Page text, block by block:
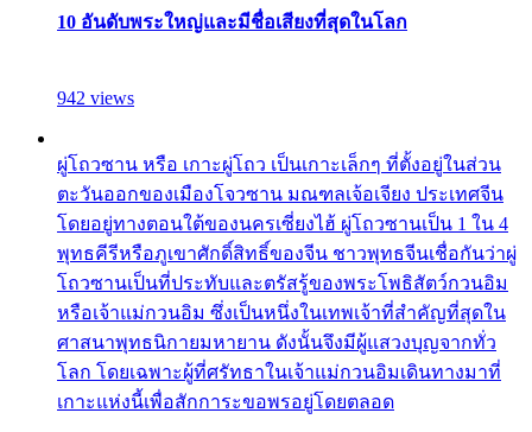
10 อันดับพระใหญ่และมีชื่อเสียงที่สุดในโลก
942 views
ผู่โถวซาน หรือ เกาะผู่โถว เป็นเกาะเล็กๆ ที่ตั้งอยู่ในส่วน
ตะวันออกของเมืองโจวซาน มณฑลเจ้อเจียง ประเทศจีน
โดยอยู่ทางตอนใต้ของนครเซี่ยงไฮ้ ผู่โถวซานเป็น 1 ใน 4
พุทธคีรีหรือภูเขาศักดิ์สิทธิ์ของจีน ชาวพุทธจีนเชื่อกันว่าผู่
โถวซานเป็นที่ประทับและตรัสรู้ของพระโพธิสัตว์กวนอิม
หรือเจ้าแม่กวนอิม ซึ่งเป็นหนึ่งในเทพเจ้าที่สำคัญที่สุดใน
ศาสนาพุทธนิกายมหายาน ดังนั้นจึงมีผู้แสวงบุญจากทั่ว
โลก โดยเฉพาะผู้ที่ศรัทธาในเจ้าแม่กวนอิมเดินทางมาที่
เกาะแห่งนี้เพื่อสักการะขอพรอยู่โดยตลอด